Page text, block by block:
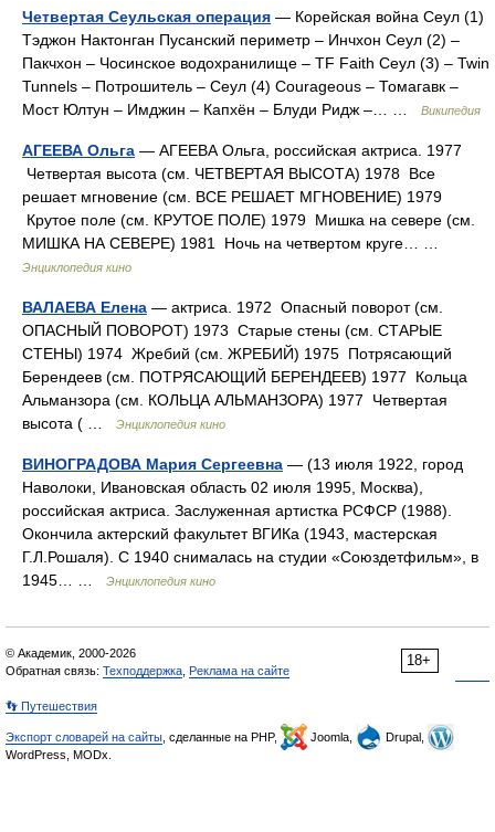
Четвертая Сеульская операция — Корейская война Сеул (1)
Тэджон Нактонган Пусанский периметр – Инчхон Сеул (2) –
Пакчхон – Чосинское водохранилище – TF Faith Сеул (3) – Twin
Tunnels – Потрошитель – Сеул (4) Courageous – Томагавк –
Мост Юлтун – Имджин – Капхён – Блуди Ридж –… …
Википедия
АГЕЕВА Ольга — АГЕЕВА Ольга, российская актриса. 1977
Четвертая высота (см. ЧЕТВЕРТАЯ ВЫСОТА) 1978 Все
решает мгновение (см. ВСЕ РЕШАЕТ МГНОВЕНИЕ) 1979
Крутое поле (см. КРУТОЕ ПОЛЕ) 1979 Мишка на севере (см.
МИШКА НА СЕВЕРЕ) 1981 Ночь на четвертом круге… …
Энциклопедия кино
ВАЛАЕВА Елена — актриса. 1972 Опасный поворот (см.
ОПАСНЫЙ ПОВОРОТ) 1973 Старые стены (см. СТАРЫЕ
СТЕНЫ) 1974 Жребий (см. ЖРЕБИЙ) 1975 Потрясающий
Берендеев (см. ПОТРЯСАЮЩИЙ БЕРЕНДЕЕВ) 1977 Кольца
Альманзора (см. КОЛЬЦА АЛЬМАНЗОРА) 1977 Четвертая
высота ( …
Энциклопедия кино
ВИНОГРАДОВА Мария Сергеевна — (13 июля 1922, город
Наволоки, Ивановская область 02 июля 1995, Москва),
российская актриса. Заслуженная артистка РСФСР (1988).
Окончила актерский факультет ВГИКа (1943, мастерская
Г.Л.Рошаля). С 1940 снималась на студии «Союздетфильм», в
1945… …
Энциклопедия кино
18+
© Академик, 2000-2026
Обратная связь: Техподдержка Реклама на сайте
👣 Путешествия
Экспорт словарей на сайты , сделанные на PHP, Joomla,
Drupal,
WordPress, MODx.